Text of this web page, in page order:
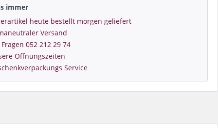
immer
heute bestellt morgen geliefert
Versand
Fragen 052 212 29 74
Öffnungszeiten
Service